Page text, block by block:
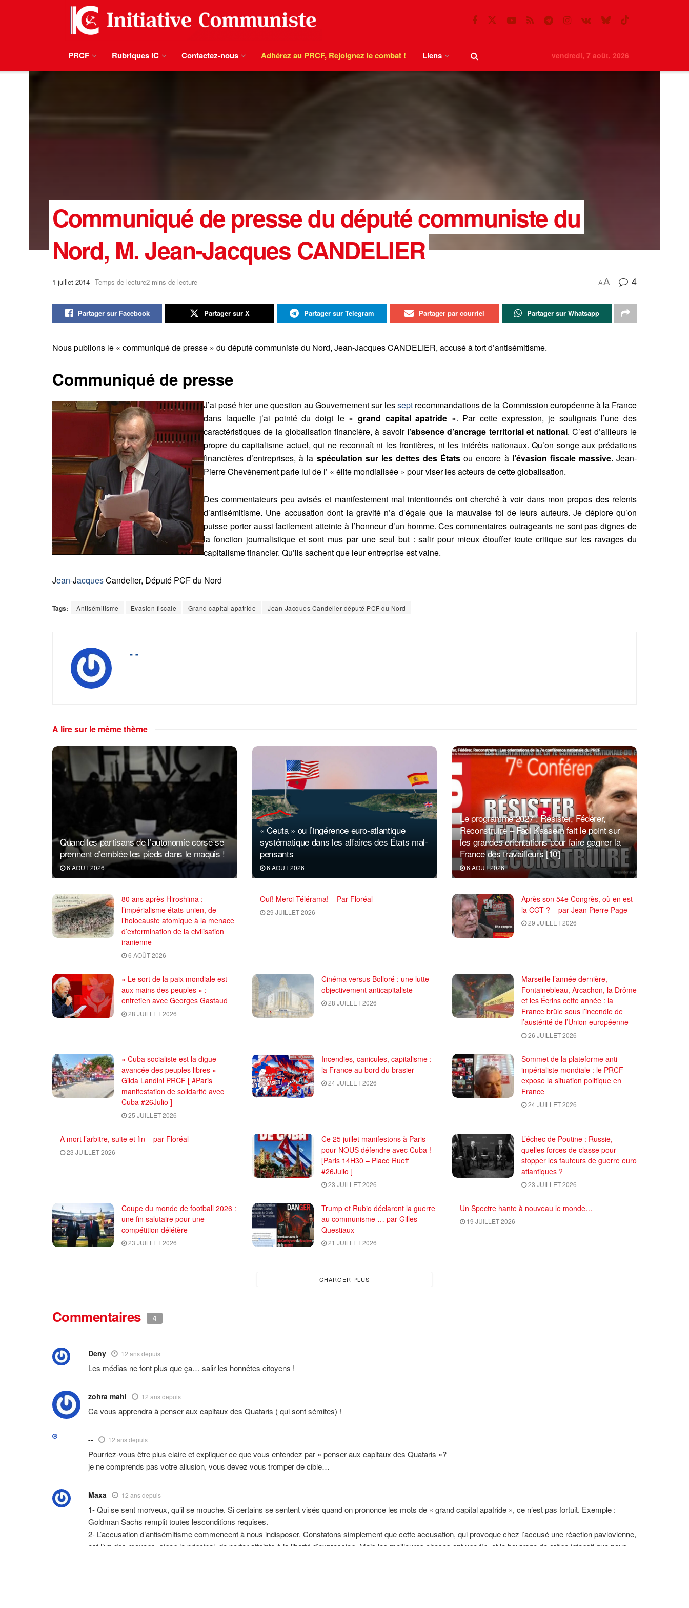
PRCF Rubriques IC Contactez-nous Adhérez au PRCF, Rejoignez le combat ! Liens vendredi, 7 août, 2026
Communiqué de presse du député communiste du
Nord, M. Jean-Jacques CANDELIER
1 juillet 2014 Temps de lecture2 mins de lecture AA 4
Partager sur Facebook Partager sur X Partager sur Telegram Partager par courriel Partager sur Whatsapp
Nous publions le « communiqué de presse » du député communiste du Nord, Jean-Jacques CANDELIER, accusé à tort d’antisémitisme.
Communiqué de presse
J’ai posé hier une question au Gouvernement sur lessept recommandations de la Commission européenne à la France
dans laquelle j’ai pointé du doigt le « grand capital apatride ». Par cette expression, je soulignais l’une des
caractéristiques de la globalisation financière, à savoir l’absence d’ancrage territorial et national. C’est d’ailleurs le
propre du capitalisme actuel, qui ne reconnaît ni les frontières, ni les intérêts nationaux. Qu’on songe aux prédations
financières d’entreprises, à la spéculation sur les dettes des États ou encore àl’évasion fiscale massive.Jean-
Pierre Chevènement parle lui de l’ « élite mondialisée » pour viser les acteurs de cette globalisation.
Des commentateurs peu avisés et manifestement mal intentionnés ont cherché à voir dans mon propos des relents
d’antisémitisme. Une accusation dont la gravité n’a d’égale que la mauvaise foi de leurs auteurs. Je déplore qu’on
puisse porter aussi facilement atteinte à l’honneur d’un homme. Ces commentaires outrageants ne sont pas dignes de
la fonction journalistique et sont mus par une seul but : salir pour mieux étouffer toute critique sur les ravages du
capitalisme financier. Qu’ils sachent que leur entreprise est vaine.
Jean-JacquesCandelier, Député PCF du Nord
Tags: Antisémitisme Evasion fiscale Grand capital apatride Jean-Jacques Candelier député PCF du Nord
- -
A lire sur le même thème
Quand les partisans de l’autonomie corse se
prennent d’emblée les pieds dans le maquis !
6 AOÛT 2026
« Ceuta » ou l’ingérence euro-atlantique
systématique dans les affaires des États mal-
pensants
6 AOÛT 2026
Le programme 2027 : Résister, Fédérer,
Reconstruire – Fadi Kassem fait le point sur
les grandes orientations pour faire gagner la
France des travailleurs [10′]
6 AOÛT 2026
80 ans après Hiroshima :
l’impérialisme états-unien, de
l’holocauste atomique à la menace
d’extermination de la civilisation
iranienne
6 AOÛT 2026
Ouf! Merci Télérama! – Par Floréal
29 JUILLET 2026
Après son 54e Congrès, où en est
la CGT ? – par Jean Pierre Page
29 JUILLET 2026
« Le sort de la paix mondiale est
aux mains des peuples » :
entretien avec Georges Gastaud
28 JUILLET 2026
Cinéma versus Bolloré : une lutte
objectivement anticapitaliste
28 JUILLET 2026
Marseille l’année dernière,
Fontainebleau, Arcachon, la Drôme
et les Écrins cette année : la
France brûle sous l’incendie de
l’austérité de l’Union européenne
26 JUILLET 2026
« Cuba socialiste est la digue
avancée des peuples libres » –
Gilda Landini PRCF [ #Paris
manifestation de solidarité avec
Cuba #26Julio ]
25 JUILLET 2026
Incendies, canicules, capitalisme :
la France au bord du brasier
24 JUILLET 2026
Sommet de la plateforme anti-
impérialiste mondiale : le PRCF
expose la situation politique en
France
24 JUILLET 2026
A mort l’arbitre, suite et fin – par Floréal
23 JUILLET 2026
Ce 25 juillet manifestons à Paris
pour NOUS défendre avec Cuba !
[Paris 14H30 – Place Rueff
#26Julio ]
23 JUILLET 2026
L’échec de Poutine : Russie,
quelles forces de classe pour
stopper les fauteurs de guerre euro
atlantiques ?
23 JUILLET 2026
Coupe du monde de football 2026 :
une fin salutaire pour une
compétition délétère
23 JUILLET 2026
Trump et Rubio déclarent la guerre
au communisme … par Gilles
Questiaux
21 JUILLET 2026
Un Spectre hante à nouveau le monde…
19 JUILLET 2026
CHARGER PLUS
Commentaires 4
Deny 12 ans depuis
Les médias ne font plus que ça… salir les honnêtes citoyens !
zohra mahi 12 ans depuis
Ca vous apprendra à penser aux capitaux des Quataris ( qui sont sémites) !
-- 12 ans depuis
Pourriez-vous être plus claire et expliquer ce que vous entendez par « penser aux capitaux des Quataris »?
je ne comprends pas votre allusion, vous devez vous tromper de cible…
Maxa 12 ans depuis
1- Qui se sent morveux, qu’il se mouche. Si certains se sentent visés quand on prononce les mots de « grand capital apatride », ce n’est pas fortuit. Exemple :
Goldman Sachs remplit toutes lesconditions requises.
2- L’accusation d’antisémitisme commencent à nous indisposer. Constatons simplement que cette accusation, qui provoque chez l’accusé une réaction pavlovienne,
est l’un des moyens, sinon le principal, de porter atteinte à la liberté d’expression. Mais les meilleures choses ont une fin, et le bourrage de crâne intensif que nous